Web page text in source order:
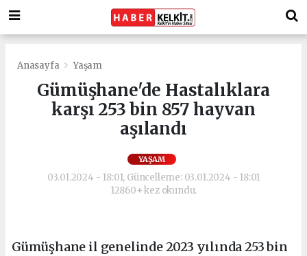
Anasayfa Yaşam
Gümüşhane'de Hastalıklara
karşı 253 bin 857 hayvan
aşılandı
YAŞAM
03.01.2024 - 18:01, Güncelleme: 03.01.2024 - 18:01
12860+ kez okundu.
Gümüşhane il genelinde 2023 yılında 253 bin